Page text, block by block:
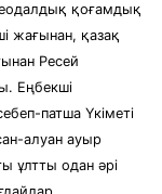
қоғамдық
жағынан, қазақ
Ресей
Еңбекші
патша Үкіметі
алуан ауыр
ұлтты одан әрі